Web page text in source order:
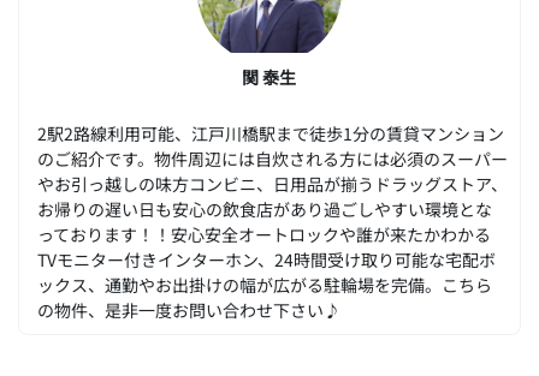
関 泰生
2駅2路線利用可能、江戸川橋駅まで徒歩1分の賃貸マンション
のご紹介です。物件周辺には自炊される方には必須のスーパー
やお引っ越しの味方コンビニ、日用品が揃うドラッグストア、
お帰りの遅い日も安心の飲食店があり過ごしやすい環境とな
っております！！安心安全オートロックや誰が来たかわかる
TVモニター付きインターホン、24時間受け取り可能な宅配ボ
ックス、通勤やお出掛けの幅が広がる駐輪場を完備。こちら
の物件、是非一度お問い合わせ下さい♪